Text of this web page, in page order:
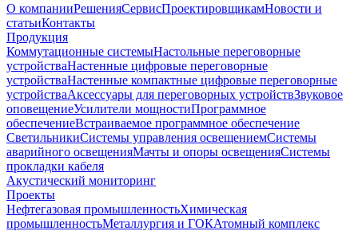
О компанииРешенияСервисПроектировщикамНовости и
статьиКонтакты
Продукция
Коммутационные системыНастольные переговорные
устройстваНастенные цифровые переговорные
устройстваНастенные компактные цифровые переговорные
устройстваАксессуары для переговорных устройствЗвуковое
оповещениеУсилители мощностиПрограммное
обеспечениеВстраиваемое программное обеспечение
СветильникиСистемы управления освещениемСистемы
аварийного освещенияМачты и опоры освещенияСистемы
прокладки кабеля
Акустический мониторинг
Проекты
Нефтегазовая промышленностьХимическая
промышленностьМеталлургия и ГОКАтомный комплекс